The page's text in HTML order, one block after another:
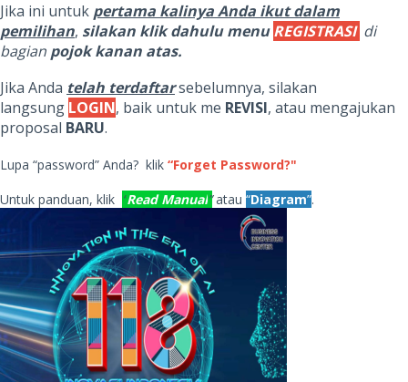
Jika ini untuk pertama kalinya Anda ikut dalam
pemilihan, silakan klik dahulu menu REGISTRASI di
bagian pojok kanan atas.
Jika Anda telah terdaftarsebelumnya, silakan
langsung LOGIN, baik untuk me REVISI, atau mengajukan
proposal BARU.
Lupa “password” Anda? klik “Forget Password?"
Untuk panduan, klik “Read Manual”atau “Diagram”.